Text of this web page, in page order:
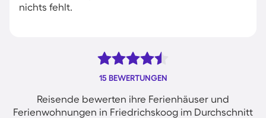
nichts fehlt.
15 BEWERTUNGEN
Reisende bewerten ihre Ferienhäuser und
Ferienwohnungen in Friedrichskoog im Durchschnitt